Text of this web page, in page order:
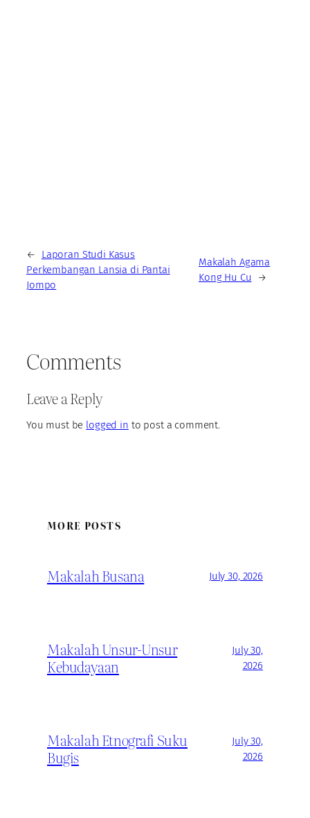
←
Laporan Studi Kasus
Perkembangan Lansia di Pantai
Jompo
Makalah Agama
Kong Hu Cu
→
Comments
Leave a Reply
You must be logged in to post a comment.
MORE POSTS
Makalah Busana July 30, 2026
Makalah Unsur-Unsur
Kebudayaan
July 30,
2026
Makalah Etnografi Suku
Bugis
July 30,
2026